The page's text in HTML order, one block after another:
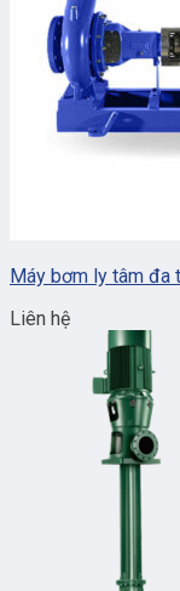
Máy bơm ly tâm đa
Liên hệ